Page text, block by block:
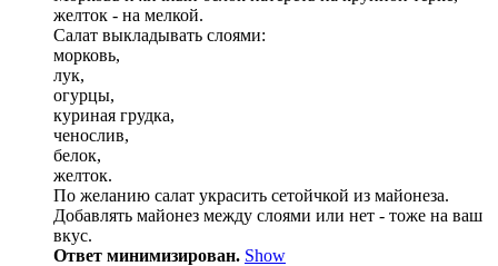
желток - на мелкой.
Салат выкладывать слоями:
морковь,
лук,
огурцы,
куриная грудка,
ченослив,
белок,
желток.
По желанию салат украсить сетойчкой из майонеза.
Добавлять майонез между слоями или нет - тоже на ваш
вкус.
Ответ минимизирован. Show